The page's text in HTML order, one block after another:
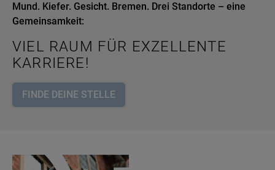
Mund. Kiefer. Gesicht. Bremen. Drei Standorte – eine
Gemeinsamkeit:
VIEL RAUM FÜR EXZELLENTE
KARRIERE!
FINDE DEINE STELLE